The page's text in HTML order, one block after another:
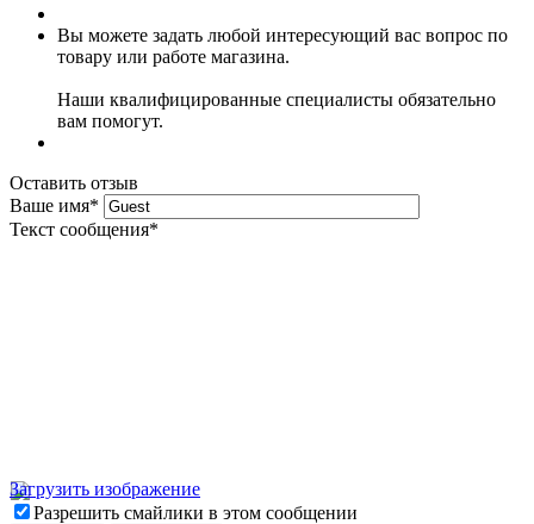
Вы можете задать любой интересующий вас вопрос по
товару или работе магазина.
Наши квалифицированные специалисты обязательно
вам помогут.
Оставить отзыв
Ваше имя*
Текст сообщения*
Загрузить изображение
Разрешить смайлики в этом сообщении